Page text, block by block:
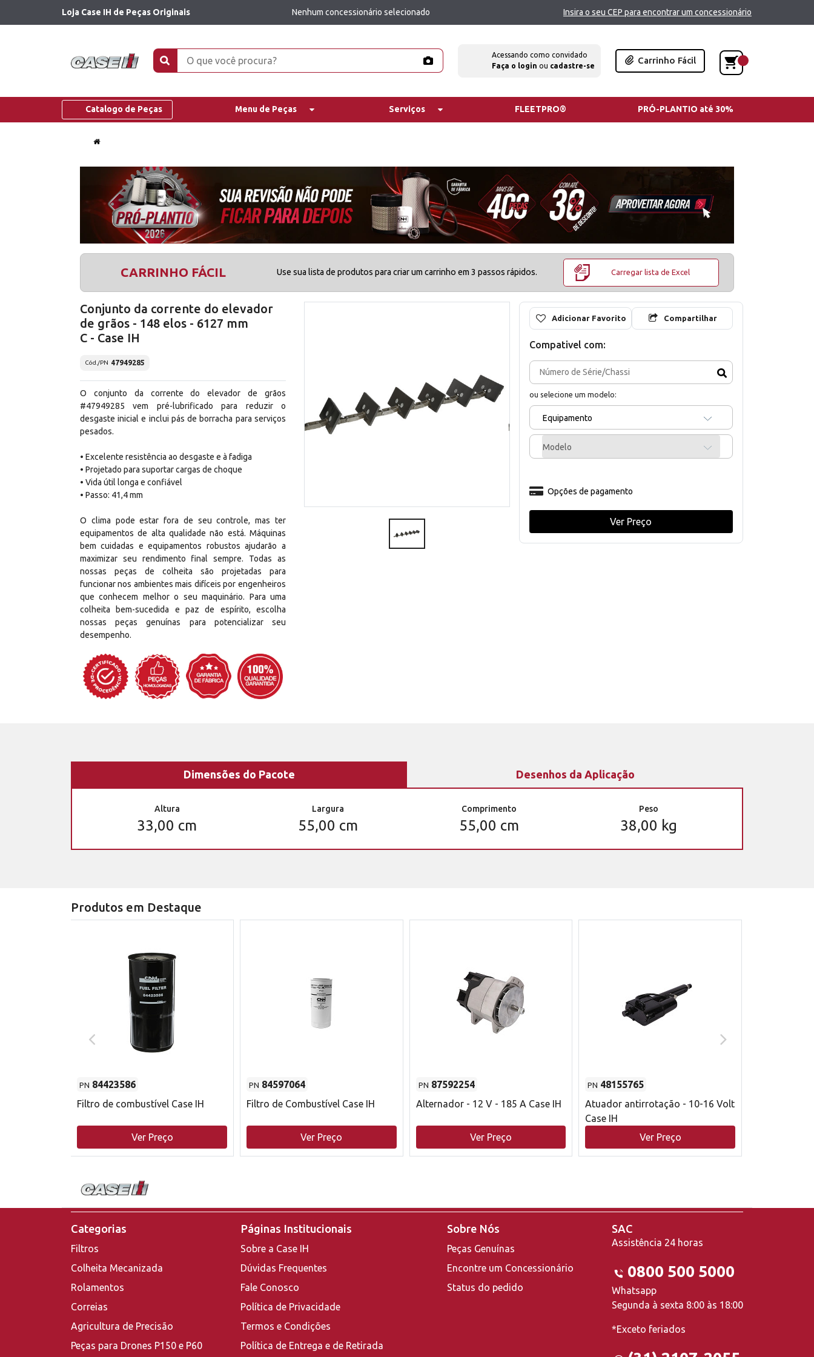
Loja Case IH de Peças Originais Nenhum concessionário selecionado Insira o seu CEP para encontrar um concessionário
Acessando como convidado
Faça o login ou cadastre-se
Carrinho Fácil
Catalogo de Peças Menu de Peças Serviços FLEETPRO® PRÓ-PLANTIO até 30%
CARRINHO FÁCIL Use sua lista de produtos para criar um carrinho em 3 passos rápidos. Carregar lista de Excel
Conjunto da corrente do elevador
de grãos - 148 elos - 6127 mm
C - Case IH
Cód./PN 47949285
O conjunto da corrente do elevador de grãos
#47949285 vem pré-lubrificado para reduzir o
desgaste inicial e inclui pás de borracha para serviços
pesados.
• Excelente resistência ao desgaste e à fadiga
• Projetado para suportar cargas de choque
• Vida útil longa e confiável
• Passo: 41,4 mm
O clima pode estar fora de seu controle, mas ter
equipamentos de alta qualidade não está. Máquinas
bem cuidadas e equipamentos robustos ajudarão a
maximizar seu rendimento final sempre. Todas as
nossas peças de colheita são projetadas para
funcionar nos ambientes mais difíceis por engenheiros
que conhecem melhor o seu maquinário. Para uma
colheita bem-sucedida e paz de espírito, escolha
nossas peças genuínas para potencializar seu
desempenho.
Adicionar Favorito Compartilhar
Compativel com:
ou selecione um modelo:
Equipamento
Modelo
Opções de pagamento
Ver Preço
Dimensões do Pacote Desenhos da Aplicação
Altura
33,00 cm
Largura
55,00 cm
Comprimento
55,00 cm
Peso
38,00 kg
Produtos em Destaque
PN 84423586
Filtro de combustível Case IH
Ver Preço
PN 84597064
Filtro de Combustível Case IH
Ver Preço
PN 87592254
Alternador - 12 V - 185 A Case IH
Ver Preço
PN 48155765
Atuador antirrotação - 10-16 Volt
Case IH
Ver Preço
Categorias
Filtros
Colheita Mecanizada
Rolamentos
Correias
Agricultura de Precisão
Peças para Drones P150 e P60
Páginas Institucionais
Sobre a Case IH
Dúvidas Frequentes
Fale Conosco
Política de Privacidade
Termos e Condições
Política de Entrega e de Retirada
Sobre Nós
Peças Genuínas
Encontre um Concessionário
Status do pedido
SAC
Assistência 24 horas
0800 500 5000
Whatsapp
Segunda à sexta 8:00 às 18:00
*Exceto feriados